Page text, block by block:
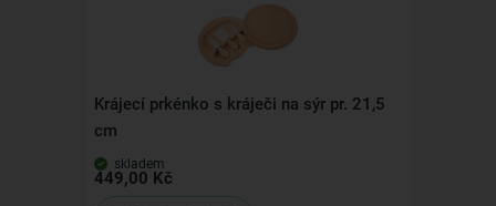
Krájecí prkénko s kráječi na sýr pr. 21,5
cm
skladem
449,00 Kč